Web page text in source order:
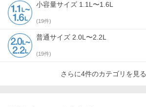
小容量サイズ 1.1L〜1.6L
(19件)
普通サイズ 2.0L〜2.2L
(19件)
さらに4件のカテゴリを見る